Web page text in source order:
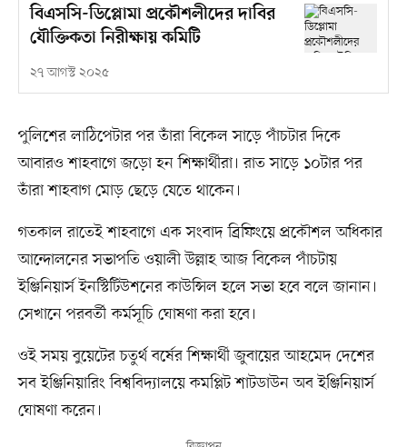
বিএসসি-ডিপ্লোমা প্রকৌশলীদের দাবির
যৌক্তিকতা নিরীক্ষায় কমিটি
২৭ আগস্ট ২০২৫
পুলিশের লাঠিপেটার পর তাঁরা বিকেল সাড়ে পাঁচটার দিকে
আবারও শাহবাগে জড়ো হন শিক্ষার্থীরা। রাত সাড়ে ১০টার পর
তাঁরা শাহবাগ মোড় ছেড়ে যেতে থাকেন।
গতকাল রাতেই শাহবাগে এক সংবাদ ব্রিফিংয়ে প্রকৌশল অধিকার
আন্দোলনের সভাপতি ওয়ালী উল্লাহ আজ বিকেল পাঁচটায়
ইঞ্জিনিয়ার্স ইনস্টিটিউশনের কাউন্সিল হলে সভা হবে বলে জানান।
সেখানে পরবর্তী কর্মসূচি ঘোষণা করা হবে।
ওই সময় বুয়েটের চতুর্থ বর্ষের শিক্ষার্থী জুবায়ের আহমেদ দেশের
সব ইঞ্জিনিয়ারিং বিশ্ববিদ্যালয়ে কমপ্লিট শাটডাউন অব ইঞ্জিনিয়ার্স
ঘোষণা করেন।